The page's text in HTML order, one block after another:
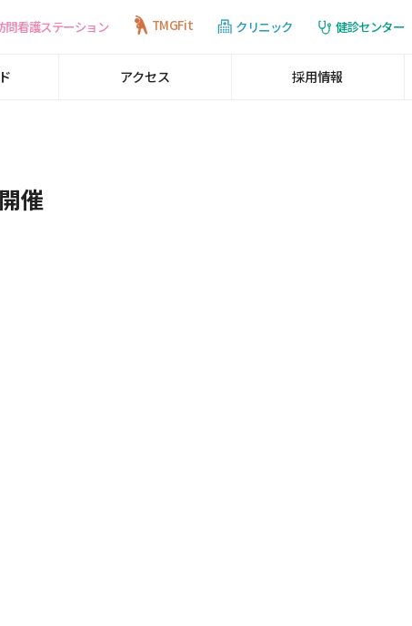
問看護ステーション TMGFit クリニック 健診センター
アクセス 採用情報
催